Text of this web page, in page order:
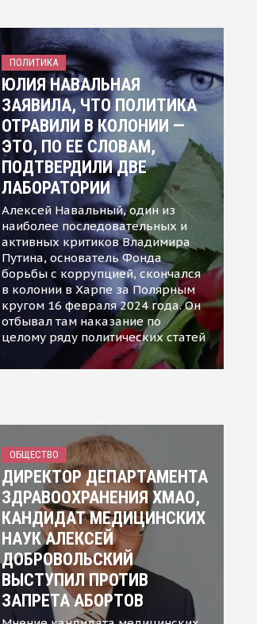
ПОЛИТИКА
ЮЛИЯ НАВАЛЬНАЯ
ЗАЯВИЛА, ЧТО ПОЛИТИКА
ОТРАВИЛИ В КОЛОНИИ —
ЭТО, ПО ЕЕ СЛОВАМ,
ПОДТВЕРДИЛИ ДВЕ
ЛАБОРАТОРИИ
Алексей Навальный, один из
наиболее последовательных и
активных критиков Владимира
Путина, основатель Фонда
борьбы с коррупцией, скончался
в колонии в Харпе за Полярным
кругом 16 февраля 2024 года. Он
отбывал там наказание по
целому ряду политических статей
ОБЩЕСТВО
ДИРЕКТОР ДЕПАРТАМЕНТА
ЗДРАВООХРАНЕНИЯ ХМАО,
КАНДИДАТ МЕДИЦИНСКИХ
НАУК АЛЕКСЕЙ
ДОБРОВОЛЬСКИЙ
ВЫСТУПИЛ ПРОТИВ
ЗАПРЕТА АБОРТОВ